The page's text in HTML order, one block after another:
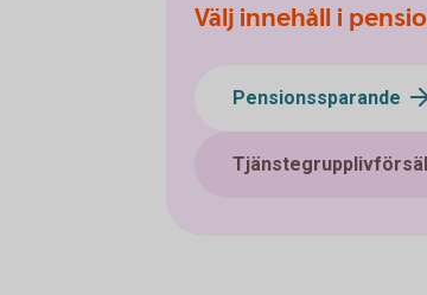
Välj innehåll i
Pensionssparande